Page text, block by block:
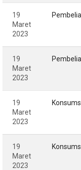
19
Maret
2023
19
Maret
2023
19
Maret
2023
19
Maret
2023